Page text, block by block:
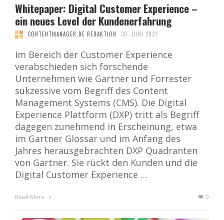
Whitepaper: Digital Customer Experience –
ein neues Level der Kundenerfahrung
CONTENTMANAGER.DE REDAKTION 30. JUNI 2021
Im Bereich der Customer Experience
verabschieden sich forschende
Unternehmen wie Gartner und Forrester
sukzessive vom Begriff des Content
Management Systems (CMS). Die Digital
Experience Plattform (DXP) tritt als Begriff
dagegen zunehmend in Erscheinung, etwa
im Gartner Glossar und im Anfang des
Jahres herausgebrachten DXP Quadranten
von Gartner. Sie rückt den Kunden und die
Digital Customer Experience …
Read More 0